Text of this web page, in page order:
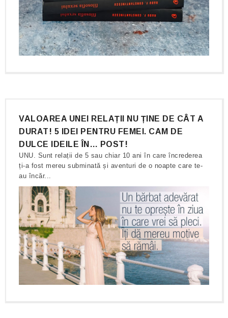
VALOAREA UNEI RELAȚII NU ȚINE DE CÂT A
DURAT! 5 IDEI PENTRU FEMEI. CAM DE
DULCE IDEILE ÎN… POST!
UNU. Sunt relații de 5 sau chiar 10 ani în care încrederea
ți-a fost mereu subminată și aventuri de o noapte care te-
au încăr...